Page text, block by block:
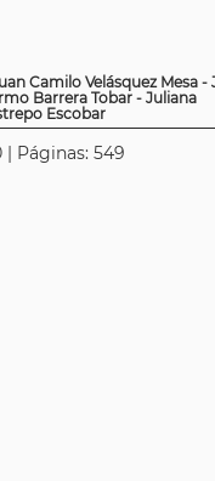
Camilo Velásquez Mesa -
Barrera Tobar - Juliana
Escobar
| Páginas: 549